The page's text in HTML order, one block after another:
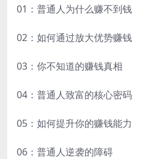
01：普通人为什么赚不到钱
02：如何通过放大优势赚钱
03：你不知道的赚钱真相
04：普通人致富的核心密码
05：如何提升你的赚钱能力
06：普通人逆袭的障碍